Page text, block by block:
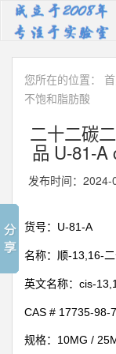
您所在的位置：
不饱和脂肪酸
二十二碳
品 U-81-A
发布时间：
货号： U-81-A
名称：顺-13,16-
英文名称： cis-
CAS # 17735-98-7
规格： 10MG /